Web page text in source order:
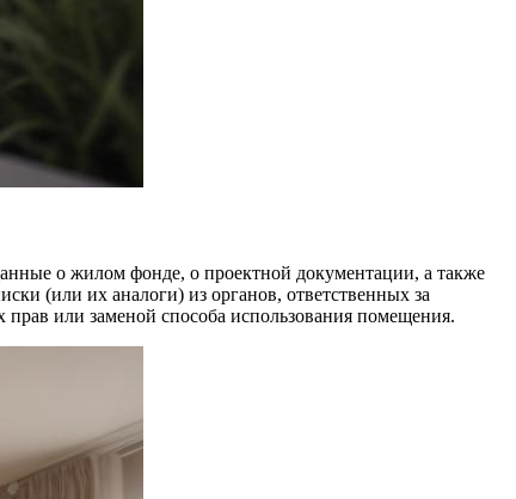
о жилом фонде, о проектной документации, а также
(или их аналоги) из органов, ответственных за
или заменой способа использования помещения.